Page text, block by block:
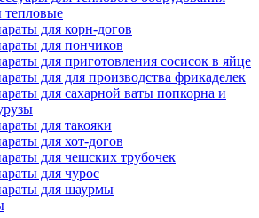
тепловые
для корн-догов
для пончиков
для приготовления сосисок в яйце
для для производства фрикаделек
для сахарной ваты попкорна и
для такояки
для хот-догов
для чешских трубочек
для чурос
для шаурмы